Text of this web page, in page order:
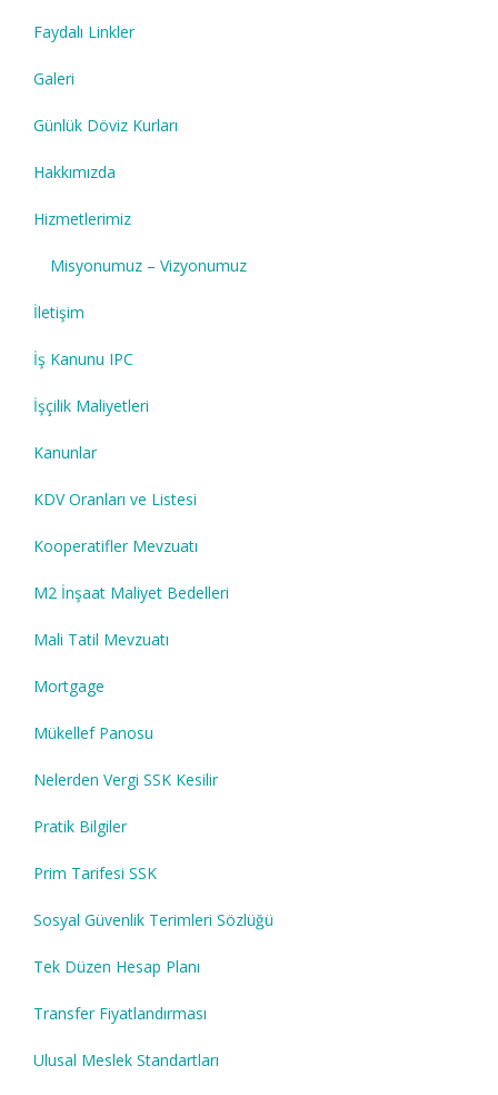
Faydalı Linkler
Galeri
Günlük Döviz Kurları
Hakkımızda
Hizmetlerimiz
Misyonumuz – Vizyonumuz
İletişim
İş Kanunu IPC
İşçilik Maliyetleri
Kanunlar
KDV Oranları ve Listesi
Kooperatifler Mevzuatı
M2 İnşaat Maliyet Bedelleri
Mali Tatil Mevzuatı
Mortgage
Mükellef Panosu
Nelerden Vergi SSK Kesilir
Pratik Bilgiler
Prim Tarifesi SSK
Sosyal Güvenlik Terimleri Sözlüğü
Tek Düzen Hesap Planı
Transfer Fiyatlandırması
Ulusal Meslek Standartları